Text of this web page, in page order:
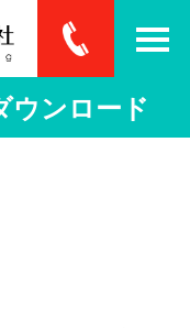
ウンロード